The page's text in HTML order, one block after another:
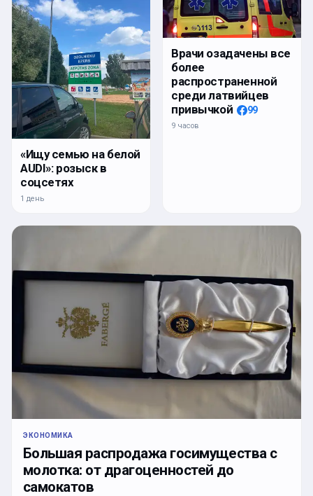
«Ищу семью на белой
AUDI»: розыск в
соцсетях
1 день
Врачи озадачены все
более
распространенной
среди латвийцев
привычкой
99
9 часов
ЭКОНОМИКА
Большая распродажа госимущества с
молотка: от драгоценностей до
самокатов